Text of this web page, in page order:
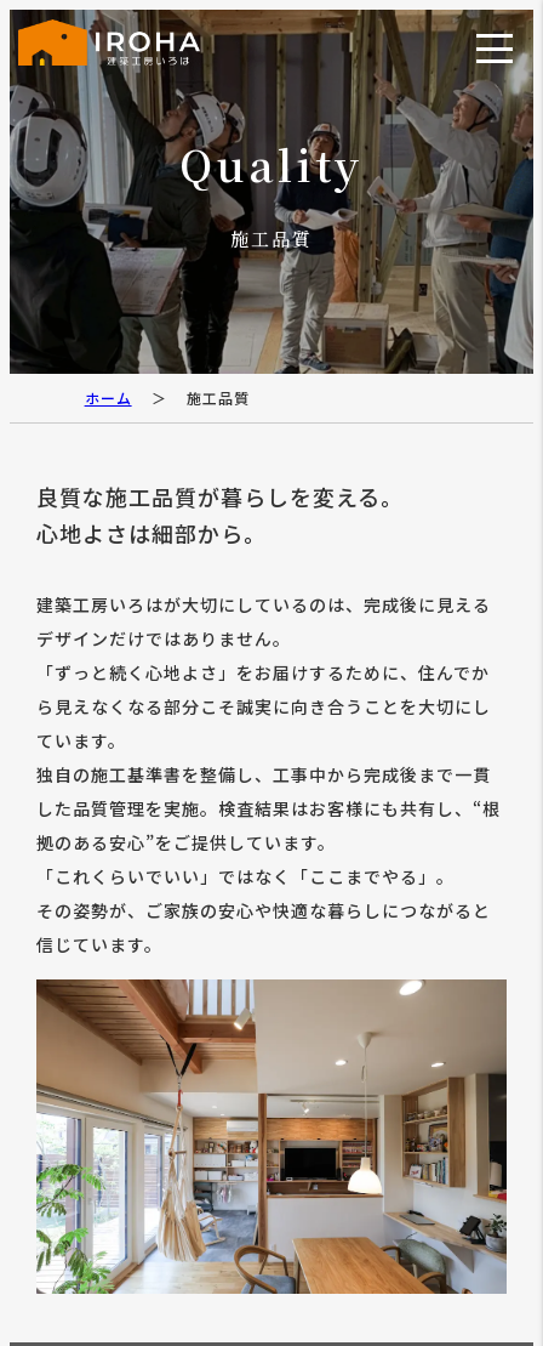
Quality
施工品質
ホーム 施工品質
良質な施工品質が暮らしを変える。
心地よさは細部から。
建築工房いろはが大切にしているのは、完成後に見える
デザインだけではありません。
「ずっと続く心地よさ」をお届けするために、住んでか
ら見えなくなる部分こそ誠実に向き合うことを大切にし
ています。
独自の施工基準書を整備し、工事中から完成後まで一貫
した品質管理を実施。検査結果はお客様にも共有し、“根
拠のある安心”をご提供しています。
「これくらいでいい」ではなく「ここまでやる」。
その姿勢が、ご家族の安心や快適な暮らしにつながると
信じています。